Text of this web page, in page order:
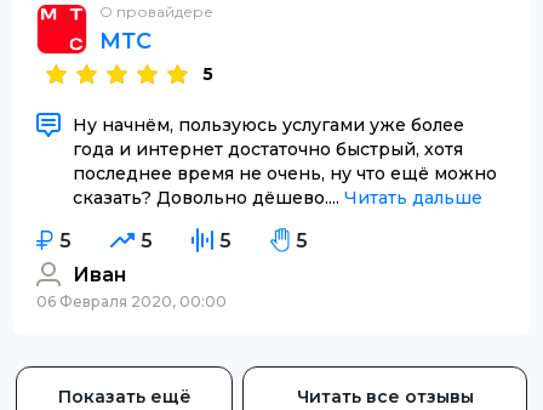
О провайдере
МТС
5
Ну начнём, пользуюсь услугами уже более
года и интернет достаточно быстрый, хотя
последнее время не очень, ну что ещё можно
сказать? Довольно дёшево.... Читать дальше
5 5 5
5
Иван
06 Февраля 2020, 00:00
Показать ещё Читать все отзывы